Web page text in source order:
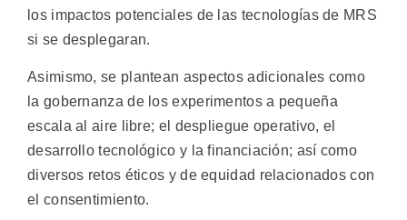
los impactos potenciales de las tecnologías de MRS
si se desplegaran.
Asimismo, se plantean aspectos adicionales como
la gobernanza de los experimentos a pequeña
escala al aire libre; el despliegue operativo, el
desarrollo tecnológico y la financiación; así como
diversos retos éticos y de equidad relacionados con
el consentimiento.